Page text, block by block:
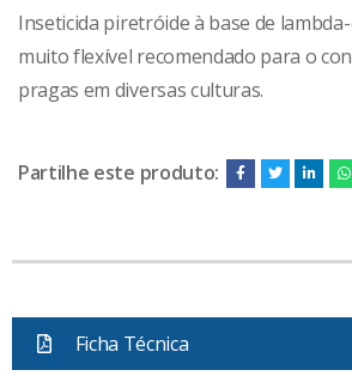
Inseticida piretróide à base de
muito flexível recomendado para o
pragas em diversas culturas.
Partilhe este produto:
Ficha Técnica